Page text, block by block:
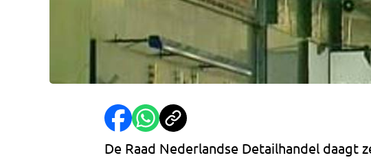
De Raad Nederlandse Detailhandel daagt